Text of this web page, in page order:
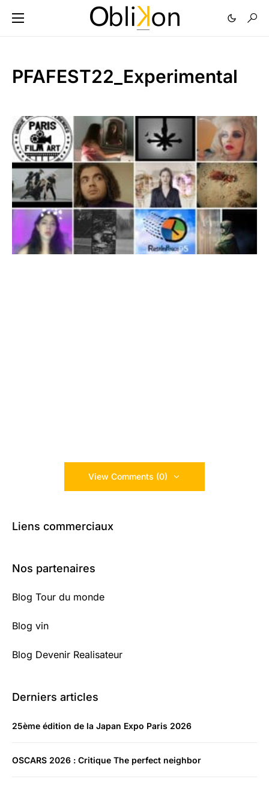
PFAFEST22_Experimental
View Comments (0)
Liens commerciaux
Nos partenaires
Blog Tour du monde
Blog vin
Blog Devenir Realisateur
Derniers articles
25ème édition de la Japan Expo Paris 2026
OSCARS 2026 : Critique The perfect neighbor